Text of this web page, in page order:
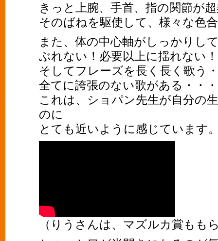
きっと上腕、手首、指の関節が
そのばねを駆使して、様々な色
また、体の中心軸がしっかりし
ぶれない！必要以上に揺れない
そしてフレーズを長く長く歌う
全てに誇張のない歌がある・・
これは、ショパン先生が自分の
のに
とても近いように感じています
（りうさんは、マズルカ賞もも